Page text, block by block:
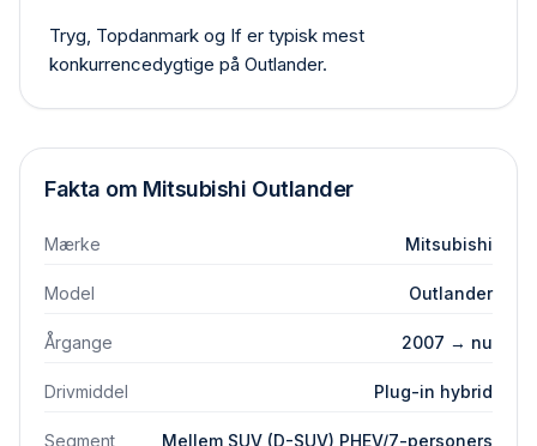
Tryg, Topdanmark og If er typisk mest
konkurrencedygtige på Outlander.
Fakta om Mitsubishi Outlander
Mærke Mitsubishi
Model Outlander
Årgange 2007 → nu
Drivmiddel Plug-in hybrid
Segment Mellem SUV (D-SUV) PHEV/7-personers